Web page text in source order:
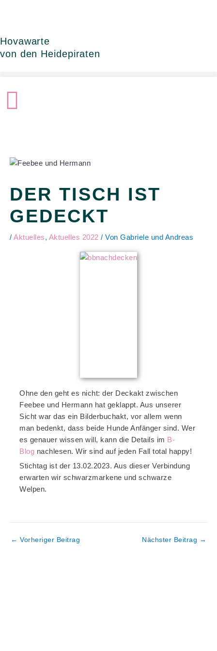
Hovawarte
von den Heidepiraten
DER TISCH IST
GEDECKT
/ Aktuelles, Aktuelles 2022 / Von Gabriele und Andreas
Ohne den geht es nicht: der Deckakt zwischen
Feebee und Hermann hat geklappt. Aus unserer
Sicht war das ein Bilderbuchakt, vor allem wenn
man bedenkt, dass beide Hunde Anfänger sind. Wer
es genauer wissen will, kann die Details im B-
Blog nachlesen. Wir sind auf jeden Fall total happy!
Stichtag ist der 13.02.2023. Aus dieser Verbindung
erwarten wir schwarzmarkene und schwarze
Welpen.
← Vorheriger Beitrag Nächster Beitrag →